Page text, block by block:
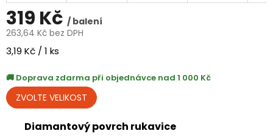
319 Kč / balení
263,64 Kč bez DPH
Měrná
3,19 Kč / 1 ks
Doprava zdarma při objednávce nad 1 000 Kč
Diamantový povrch rukavice